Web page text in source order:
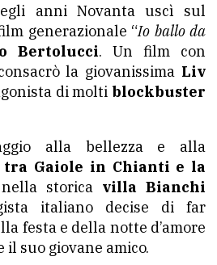
anni Novanta uscì sul
generazionale “Io ballo da
Bertolucci. Un film con
la giovanissima Liv
di molti blockbuster
alla bellezza e alla
tra Gaiole in Chianti e la
storica villa Bianchi
italiano decise di far
festa e della notte d’amore
suo giovane amico.